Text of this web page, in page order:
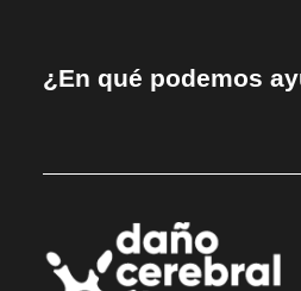
¿En qué podemos